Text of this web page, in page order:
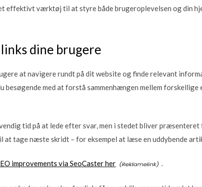
effektivt værktøj til at styre både brugeroplevelsen og din
dine brugere
at navigere rundt på dit website og finde relevant
med at forstå sammenhængen mellem forskellige
tid på at lede efter svar, men i stedet bliver
at tage næste skridt – for eksempel at læse en uddybende
improvements via SeoCaster her .